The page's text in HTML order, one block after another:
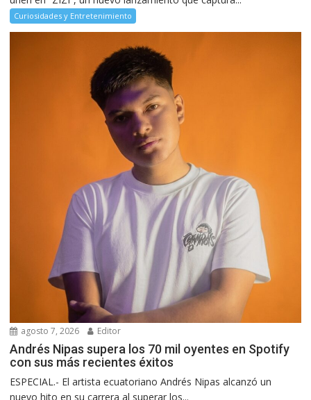
Curiosidades y Entretenimiento
agosto 7, 2026 Editor
Andrés Nipas supera los 70 mil oyentes en Spotify
con sus más recientes éxitos
ESPECIAL.- El artista ecuatoriano Andrés Nipas alcanzó un
nuevo hito en su carrera al superar los...